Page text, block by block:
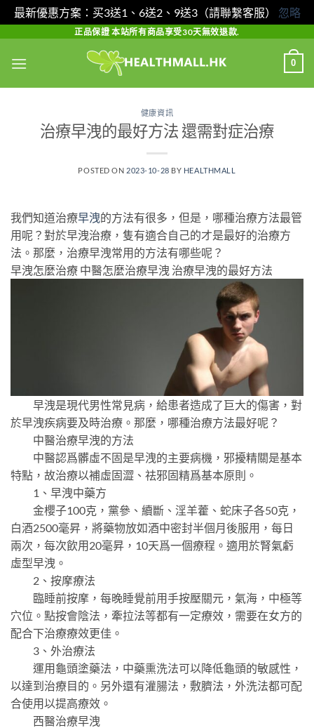
最新優惠方案：买3送1、6送2、9送3（請聯繫客服） 忽略
content
正品保證 本站所有商品享受30天無效退款.
0
健康資訊
治療早洩的最好方法 還需對症治療
POSTED ON 2023-10-28 BY HEALTHMALL
我們知道治療早洩的方法有很多，但是，哪種治療方法最管
用呢？對於早洩治療，隻有適合自己的才是最好的治療方
法。那麼，治療早洩常用的方法有哪些呢？
早洩怎麼治療 中醫怎麼治療早洩 治療早洩的最好方法
早洩是現代男性常見病，給患者造成了巨大的傷害，對
於早洩疾病要及時治療。那麼，哪種治療方法最好呢？
中醫治療早洩的方法
中醫認爲髒虛不固是早洩的主要病機，邪擾精關是基本
特點，故治療以補虛固澀、祛邪固精爲基本原則。
1、早洩中藥方
金櫻子100克，黨參、續斷、淫羊藿、蛇床子各50克，
白酒2500毫昇，將藥物放如酒中密封半個月後服用，每日
兩次，每次飲用20毫昇，10天爲一個療程。適用於腎氣虧
虛型早洩。
2、按摩療法
臨睡前按摩，每晚睡覺前用手按壓關元，氣海，中極等
穴位。點按會陰法，牽拉法等都有一定療效，需要在女方的
配合下治療療效更佳。
3、外治療法
運用龜頭塗藥法，中藥熏洗法可以降低龜頭的敏感性，
以達到治療目的。另外還有灌腸法，敷臍法，外洗法都可配
合使用以提高療效。
西醫治療早洩